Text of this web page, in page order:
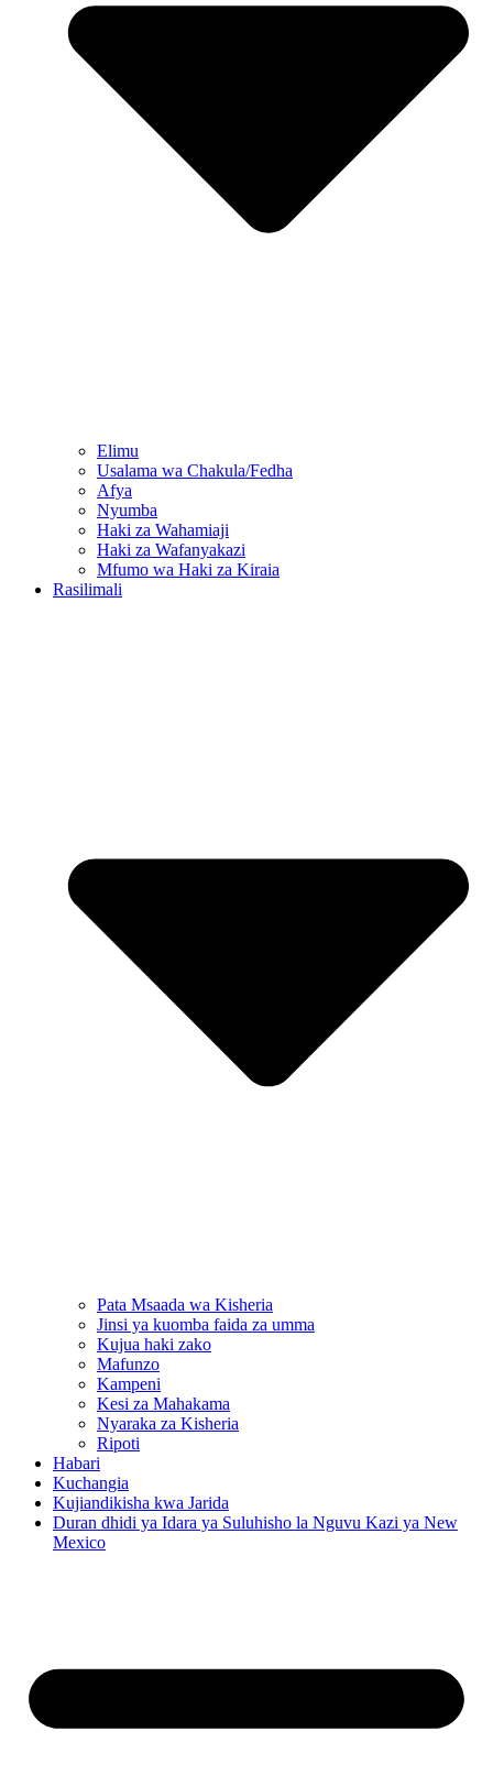
Elimu
Usalama wa Chakula/Fedha
Afya
Nyumba
Haki za Wahamiaji
Haki za Wafanyakazi
Mfumo wa Haki za Kiraia
Rasilimali
Pata Msaada wa Kisheria
Jinsi ya kuomba faida za umma
Kujua haki zako
Mafunzo
Kampeni
Kesi za Mahakama
Nyaraka za Kisheria
Ripoti
Habari
Kuchangia
Kujiandikisha kwa Jarida
Duran dhidi ya Idara ya Suluhisho la Nguvu Kazi ya New
Mexico